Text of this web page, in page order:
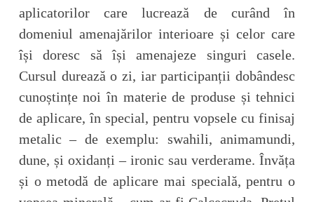
aplicatorilor care lucrează de curând în
domeniul amenajărilor interioare și celor care
își doresc să își amenajeze singuri casele.
Cursul durează o zi, iar participanții dobândesc
cunoștințe noi în materie de produse și tehnici
de aplicare, în special, pentru vopsele cu finisaj
metalic – de exemplu: swahili, animamundi,
dune, și oxidanți – ironic sau verderame. Învăța
și o metodă de aplicare mai specială, pentru o